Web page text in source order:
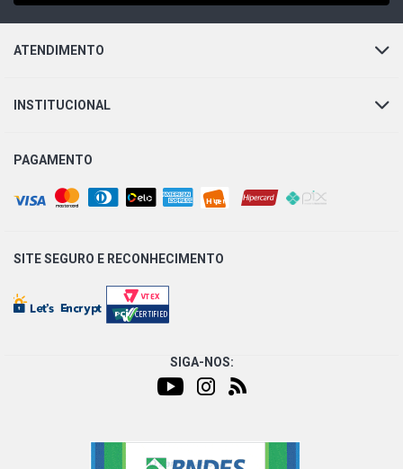
ATENDIMENTO
INSTITUCIONAL
PAGAMENTO
SITE SEGURO E RECONHECIMENTO
SIGA-NOS: